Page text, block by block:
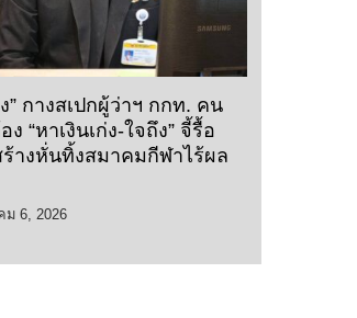
” กางสเปกผู้ว่าฯ กกท. คน
ง “หาเงินเก่ง-ใจถึง” จี้รื้อ
ร้างหั่นทิ้งสมาคมกีฬาไร้ผล
ม 6, 2026